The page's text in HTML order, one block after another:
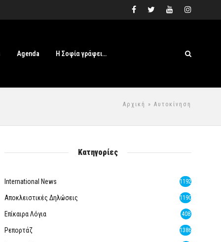
Agenda Η Σοφία γράφει…
Αρχική » Αυτοκίνηση
Κατηγορίες
International News 1192
Αποκλειστικές Δηλώσεις 1190
Επίκαιρα Λόγια 408
Ρεπορτάζ 1386